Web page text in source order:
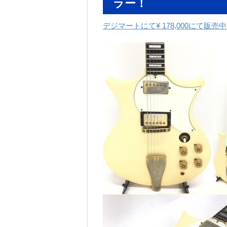
ラー！
デジマートにて¥ 178,000にて販売